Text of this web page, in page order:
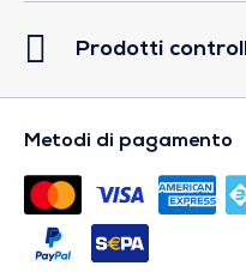
Prodotti
Metodi di pagamento